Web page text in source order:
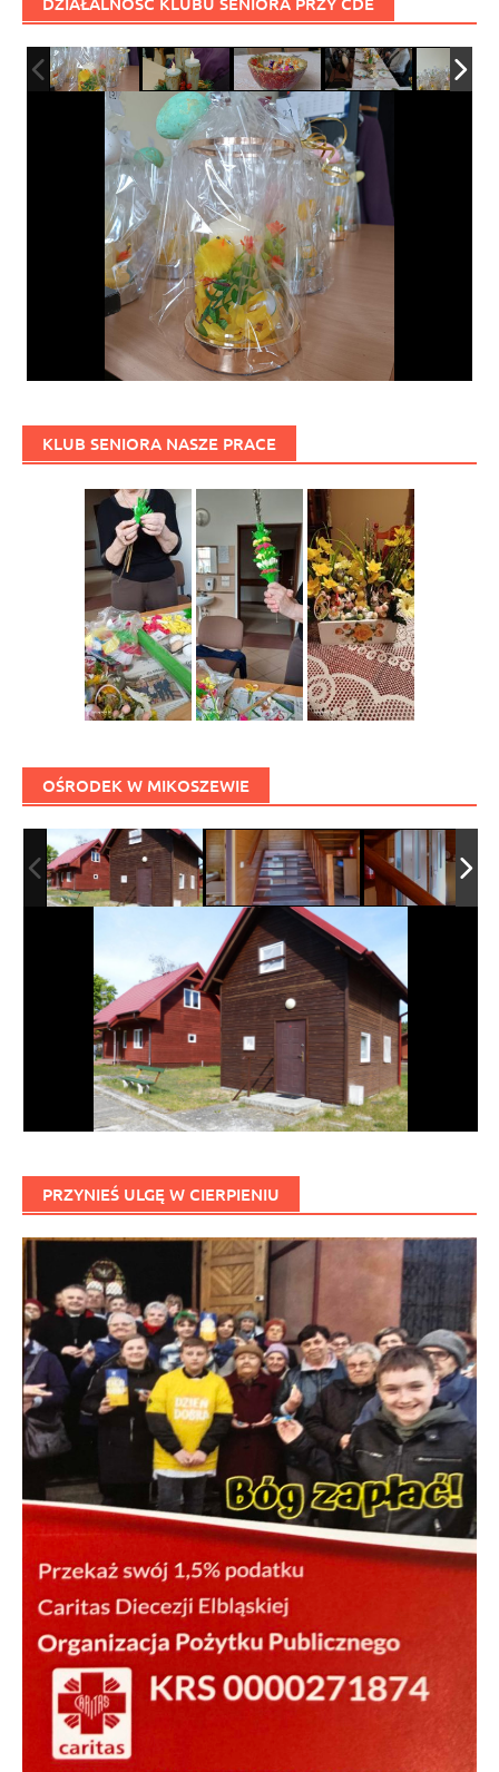
KLUB SENIORA NASZE PRACE
OŚRODEK W MIKOSZEWIE
PRZYNIEŚ ULGĘ W CIERPIENIU